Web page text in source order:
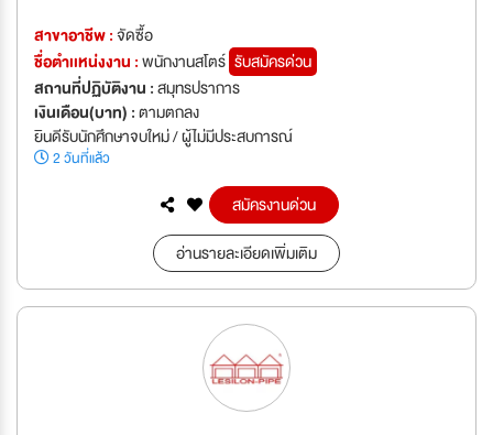
สาขาอาชีพ :จัดซื้อ
ชื่อตำเเหน่งงาน :พนักงานสโตร์ รับสมัครด่วน
สถานที่ปฏิบัติงาน :สมุทรปราการ
เงินเดือน(บาท) :ตามตกลง
ยินดีรับนักศึกษาจบใหม่ / ผู้ไม่มีประสบการณ์
2 วันที่แล้ว
สมัครงานด่วน
อ่านรายละเอียดเพิ่มเติม